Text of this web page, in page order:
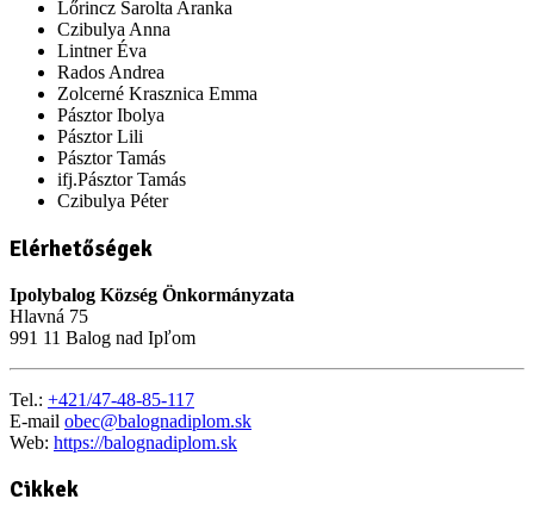
Lőrincz Sarolta Aranka
Czibulya Anna
Lintner Éva
Rados Andrea
Zolcerné Krasznica Emma
Pásztor Ibolya
Pásztor Lili
Pásztor Tamás
ifj.Pásztor Tamás
Czibulya Péter
Elérhetőségek
Ipolybalog Község Önkormányzata
Hlavná 75
991 11 Balog nad Ipľom
Tel.: +421/47-48-85-117
E-mail obec@balognadiplom.sk
Web: https://balognadiplom.sk
Cikkek